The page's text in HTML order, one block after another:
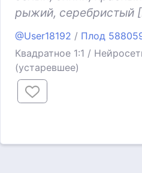
рыжий, серебристый
@User18192 / Плод
Квадратное 1:1 /
(устаревшее)